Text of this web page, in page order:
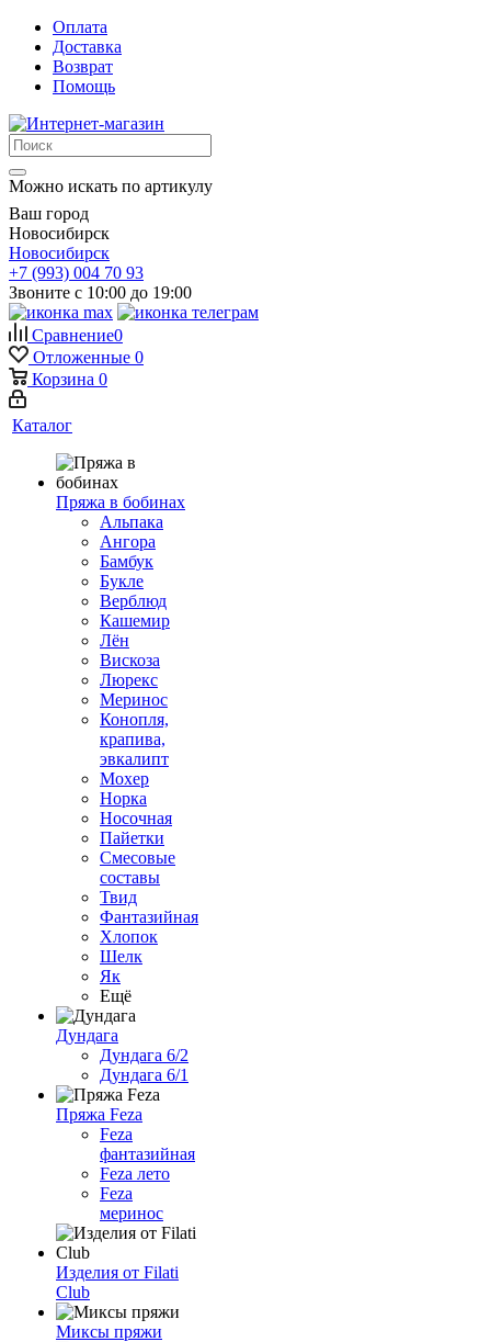
Оплата
Доставка
Возврат
Помощь
Можно искать по артикулу
Ваш город
Новосибирск
Новосибирск
+7 (993) 004 70 93
Звоните с 10:00 до 19:00
Сравнение0
Отложенные 0
Корзина 0
Каталог
Пряжа в бобинах
Альпака
Ангора
Бамбук
Букле
Верблюд
Кашемир
Лён
Вискоза
Люрекс
Меринос
Конопля,
крапива,
эвкалипт
Мохер
Норка
Носочная
Пайетки
Смесовые
составы
Твид
Фантазийная
Хлопок
Шелк
Як
Ещё
Дундага
Дундага 6/2
Дундага 6/1
Пряжа Feza
Feza
фантазийная
Feza лето
Feza
меринос
Изделия от Filati
Club
Миксы пряжи